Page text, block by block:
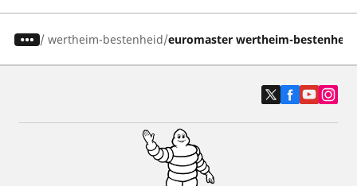
/ wertheim-bestenheid euromaster wertheim-